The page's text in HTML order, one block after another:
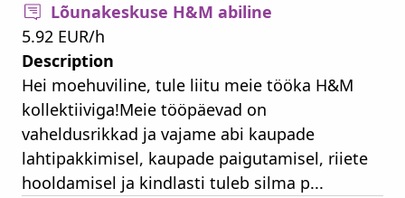
Lõunakeskuse H&M abiline
5.92 EUR/h
Description
Hei moehuviline, tule liitu meie tööka H&M
kollektiiviga!Meie tööpäevad on
vaheldusrikkad ja vajame abi kaupade
lahtipakkimisel, kaupade paigutamisel, riiete
hooldamisel ja kindlasti tuleb silma p...